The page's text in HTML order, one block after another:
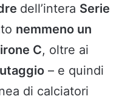
dell’intera Serie
nemmeno un
C, oltre ai
– e quindi
di calciatori